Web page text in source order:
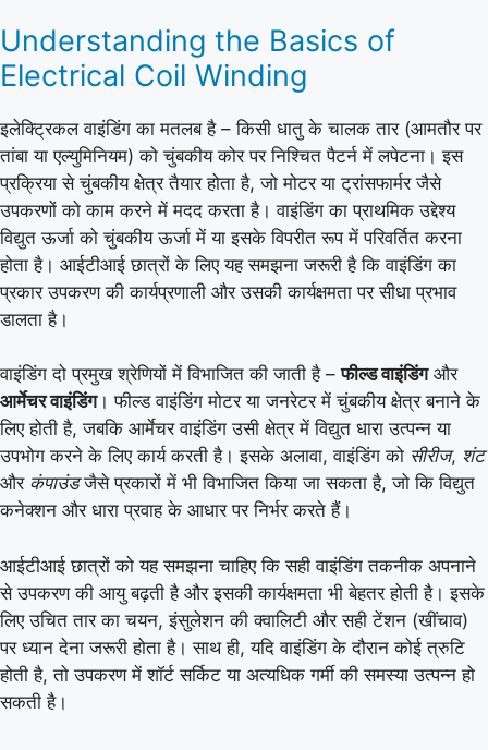
Understanding the Basics of
Electrical Coil Winding
इलेक्ट्रिकल वाइंडिंग का मतलब है – किसी धातु के चालक तार (आमतौर पर
तांबा या एल्युमिनियम) को चुंबकीय कोर पर निश्चित पैटर्न में लपेटना। इस
प्रक्रिया से चुंबकीय क्षेत्र तैयार होता है, जो मोटर या ट्रांसफार्मर जैसे
उपकरणों को काम करने में मदद करता है। वाइंडिंग का प्राथमिक उद्देश्य
विद्युत ऊर्जा को चुंबकीय ऊर्जा में या इसके विपरीत रूप में परिवर्तित करना
होता है। आईटीआई छात्रों के लिए यह समझना जरूरी है कि वाइंडिंग का
प्रकार उपकरण की कार्यप्रणाली और उसकी कार्यक्षमता पर सीधा प्रभाव
डालता है।
वाइंडिंग दो प्रमुख श्रेणियों में विभाजित की जाती है –फील्ड वाइंडिंगऔर
आर्मेचर वाइंडिंग। फील्ड वाइंडिंग मोटर या जनरेटर में चुंबकीय क्षेत्र बनाने के
लिए होती है, जबकि आर्मेचर वाइंडिंग उसी क्षेत्र में विद्युत धारा उत्पन्न या
उपभोग करने के लिए कार्य करती है। इसके अलावा, वाइंडिंग को सीरीज, शंट
और कंपाउंडजैसे प्रकारों में भी विभाजित किया जा सकता है, जो कि विद्युत
कनेक्शन और धारा प्रवाह के आधार पर निर्भर करते हैं।
आईटीआई छात्रों को यह समझना चाहिए कि सही वाइंडिंग तकनीक अपनाने
से उपकरण की आयु बढ़ती है और इसकी कार्यक्षमता भी बेहतर होती है। इसके
लिए उचित तार का चयन, इंसुलेशन की क्वालिटी और सही टेंशन (खींचाव)
पर ध्यान देना जरूरी होता है। साथ ही, यदि वाइंडिंग के दौरान कोई त्रुटि
होती है, तो उपकरण में शॉर्ट सर्किट या अत्यधिक गर्मी की समस्या उत्पन्न हो
सकती है।